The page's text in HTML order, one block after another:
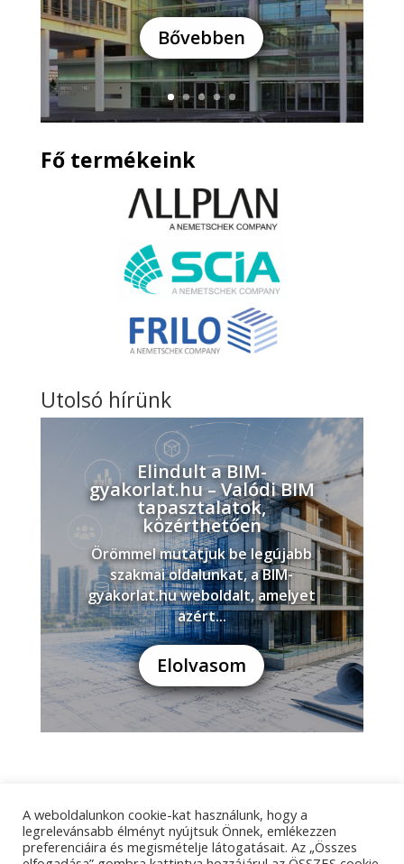
Bővebben
Fő termékeink
Utolsó hírünk
Elindult a BIM-
gyakorlat.hu – Valódi BIM
tapasztalatok,
közérthetően
Örömmel mutatjuk be legújabb
szakmai oldalunkat, a BIM-
gyakorlat.hu weboldalt, amelyet
azért...
Elolvasom
Adatkezelési tájékoztató
Impresszum
Kapcsolat
A weboldalunkon cookie-kat használunk, hogy a
legrelevánsabb élményt nyújtsuk Önnek, emlékezzen
preferenciáira és megismételje látogatásait. Az „Összes